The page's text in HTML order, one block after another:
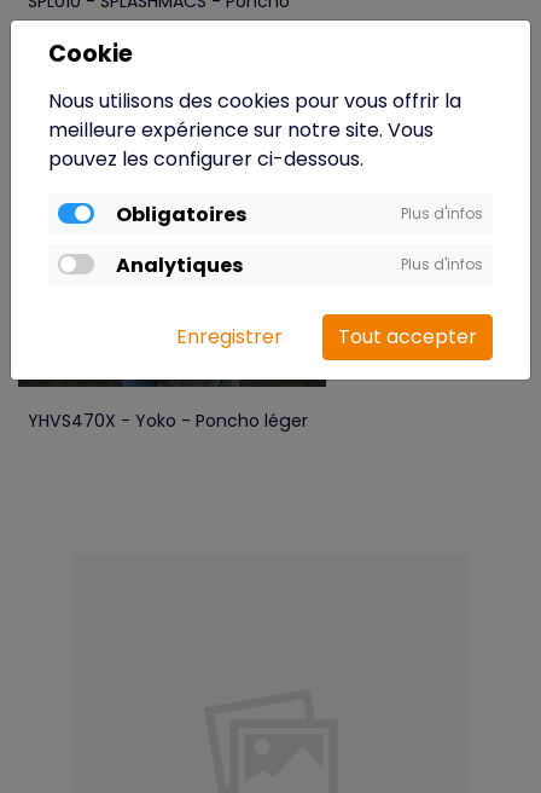
YHVS470X - Yoko - Poncho léger
Cookie
Nous utilisons des cookies pour vous offrir la
meilleure expérience sur notre site. Vous
pouvez les configurer ci-dessous.
Obligatoires Plus d'infos
Analytiques Plus d'infos
Enregistrer Tout accepter